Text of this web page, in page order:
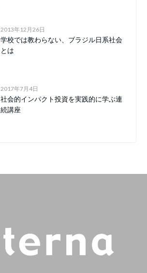
2013年12月26日
学校では教わらない、ブラジル日系社会
とは
2017年7月4日
社会的インパクト投資を実践的に学ぶ連
続講座